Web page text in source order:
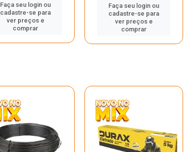
Faça seu login ou
cadastre-se para
ver preços e
comprar
Faça seu login ou
cadastre-se para
ver preços e
comprar